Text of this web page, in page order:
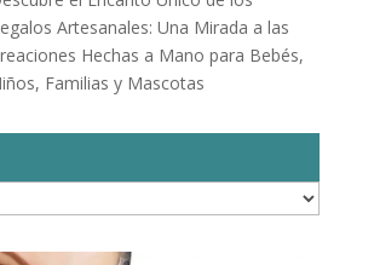
Artesanales: Una Mirada a las
Hechas a Mano para Bebés,
Familias y Mascotas